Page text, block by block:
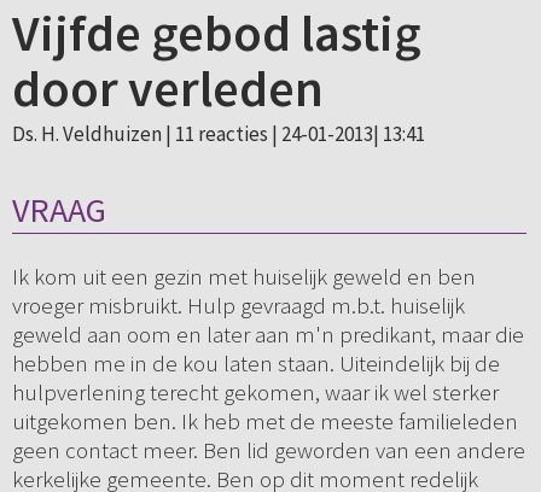
Vijfde gebod lastig
door verleden
Ds. H. Veldhuizen | 11 reacties | 24-01-2013| 13:41
VRAAG
Ik kom uit een gezin met huiselijk geweld en ben
vroeger misbruikt. Hulp gevraagd m.b.t. huiselijk
geweld aan oom en later aan m'n predikant, maar die
hebben me in de kou laten staan. Uiteindelijk bij de
hulpverlening terecht gekomen, waar ik wel sterker
uitgekomen ben. Ik heb met de meeste familieleden
geen contact meer. Ben lid geworden van een andere
kerkelijke gemeente. Ben op dit moment redelijk